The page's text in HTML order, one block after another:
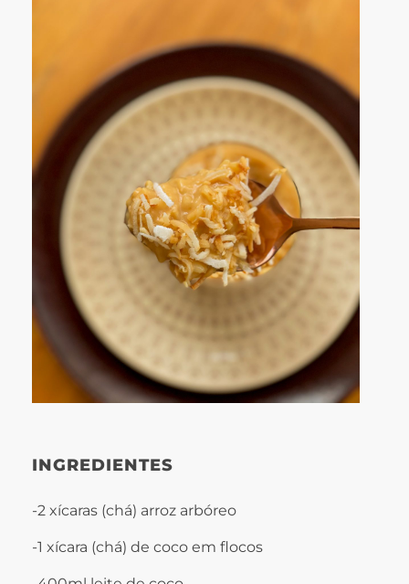
INGREDIENTES
-2 xícaras (chá) arroz arbóreo
-1 xícara (chá) de coco em flocos